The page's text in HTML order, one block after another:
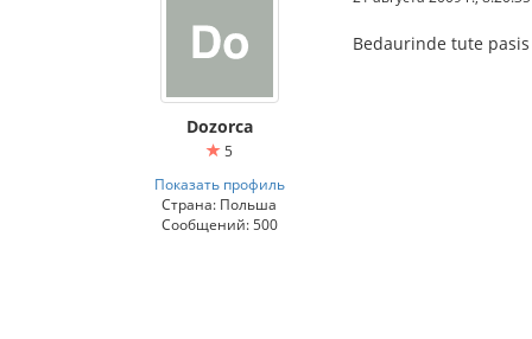
Dozorca
5
Показать профиль
Страна: Польша
Сообщений: 500
Bedaurinde tute pasis